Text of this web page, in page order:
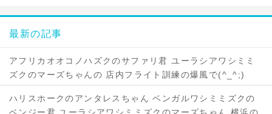
最新の記事
アフリカオオコノハズクのサファリ君 ユーラシアワシミミ
ズクのマーズちゃんの 店内フライト訓練の爆風で(^_^;)
ハリスホークのアンタレスちゃん ベンガルワシミミズクの